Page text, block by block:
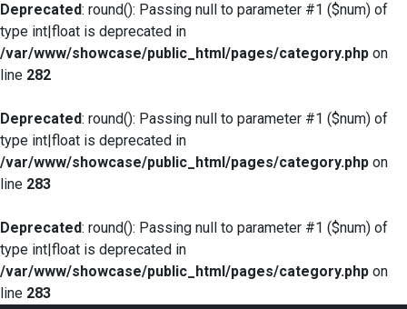
Deprecated: round(): Passing null to parameter #1 ($num) of
type int|float is deprecated in
/var/www/showcase/public_html/pages/category.php on
line 282
Deprecated: round(): Passing null to parameter #1 ($num) of
type int|float is deprecated in
/var/www/showcase/public_html/pages/category.php on
line 283
Deprecated: round(): Passing null to parameter #1 ($num) of
type int|float is deprecated in
/var/www/showcase/public_html/pages/category.php on
line 283